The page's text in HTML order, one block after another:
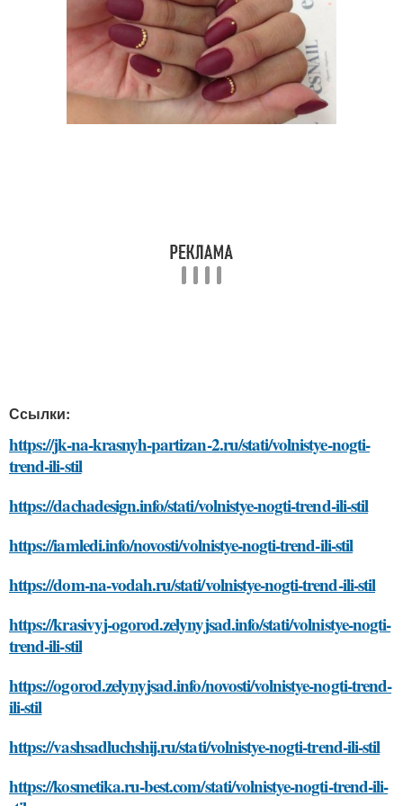
Ссылки:
https://jk-na-krasnyh-partizan-2.ru/stati/volnistye-nogti-
trend-ili-stil
https://dachadesign.info/stati/volnistye-nogti-trend-ili-stil
https://iamledi.info/novosti/volnistye-nogti-trend-ili-stil
https://dom-na-vodah.ru/stati/volnistye-nogti-trend-ili-stil
https://krasivyj-ogorod.zelynyjsad.info/stati/volnistye-nogti-
trend-ili-stil
https://ogorod.zelynyjsad.info/novosti/volnistye-nogti-trend-
ili-stil
https://vashsadluchshij.ru/stati/volnistye-nogti-trend-ili-stil
https://kosmetika.ru-best.com/stati/volnistye-nogti-trend-ili-